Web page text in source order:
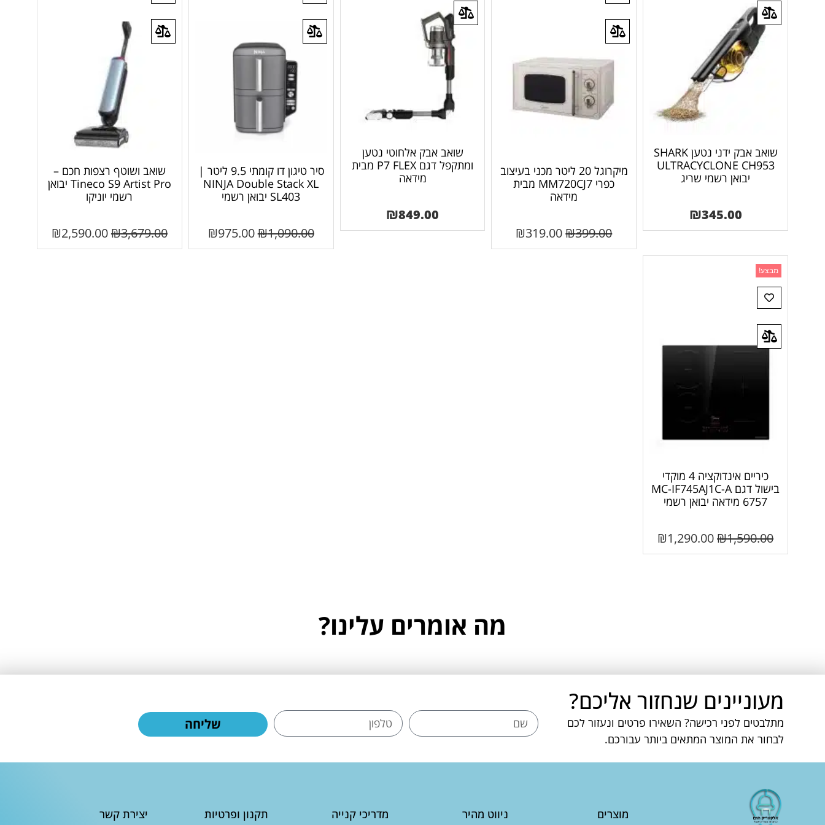
שואב אבק ידני נטען SHARK
ULTRACYCLONE CH953
יבואן רשמי שריג
₪345.00
מיקרוגל 20 ליטר מכני בעיצוב
כפרי MM720CJ7 מבית
מידאה
₪399.00
₪319.00
שואב אבק אלחוטי נטען
ומתקפל דגם P7 FLEX מבית
מידאה
₪849.00
סיר טיגון דו קומתי 9.5 ליטר |
NINJA Double Stack XL
SL403 יבואן רשמי
₪1,090.00
₪975.00
שואב ושוטף רצפות חכם –
Tineco S9 Artist Pro יבואן
רשמי יוניקו
₪3,679.00
₪2,590.00
מבצע!
כיריים אינדוקציה 4 מוקדי
בישול דגם MC-IF745AJ1C-A
6757 מידאה יבואן רשמי
₪1,590.00
₪1,290.00
מה אומרים עלינו?
מעוניינים שנחזור אליכם?
מתלבטים לפני רכישה? השאירו פרטים ונעזור לכם
לבחור את המוצר המתאים ביותר עבורכם.
שליחה
מוצרים ניווט מהיר מדריכי קנייה תקנון ופרטיות יצירת קשר